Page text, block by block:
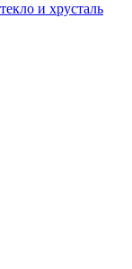
и хрусталь